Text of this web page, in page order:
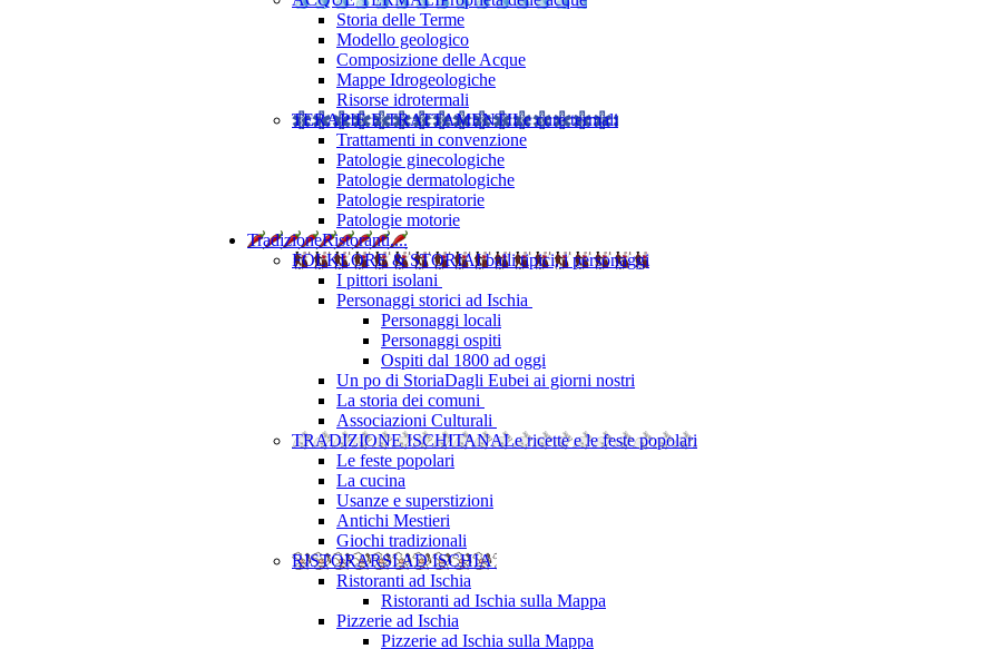
Storia delle Terme
Modello geologico
Composizione delle Acque
Mappe Idrogeologiche
Risorse idrotermali
TERAPIE E TRATTAMENTILe cure termali
Trattamenti in convenzione
Patologie ginecologiche
Patologie dermatologiche
Patologie respiratorie
Patologie motorie
TradizioneRistoranti....
FOLKLORE & STORIAI balli tipici, i personaggi
I pittori isolani
Personaggi storici ad Ischia
Personaggi locali
Personaggi ospiti
Ospiti dal 1800 ad oggi
Un po di StoriaDagli Eubei ai giorni nostri
La storia dei comuni
Associazioni Culturali
TRADIZIONE ISCHITANALe ricette e le feste popolari
Le feste popolari
La cucina
Usanze e superstizioni
Antichi Mestieri
Giochi tradizionali
RISTORARSI AD ISCHIA
Ristoranti ad Ischia
Ristoranti ad Ischia sulla Mappa
Pizzerie ad Ischia
Pizzerie ad Ischia sulla Mappa